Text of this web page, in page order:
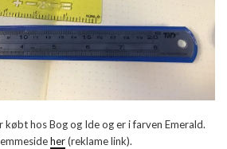
købt hos Bog og Ide og er i farven Emerald.
her(reklame link).